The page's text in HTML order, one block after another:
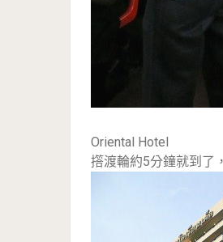
Oriental Hotel
撘渡輪約5分鐘就到了